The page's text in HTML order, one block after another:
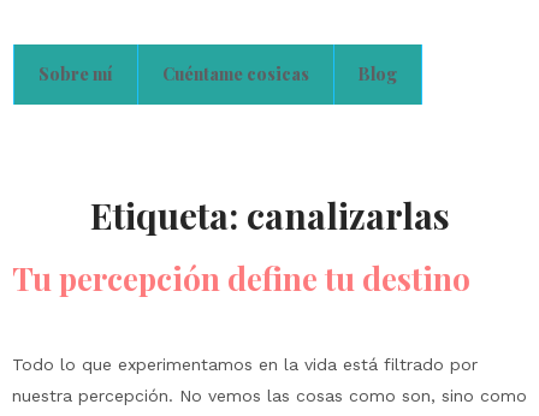
Sobre mí Cuéntame cosicas Blog
Etiqueta: canalizarlas
Tu percepción define tu destino
Todo lo que experimentamos en la vida está filtrado por
nuestra percepción. No vemos las cosas como son, sino como